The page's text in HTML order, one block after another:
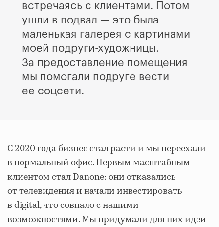
встречаясь с клиентами. Потом
ушли в подвал — это была
маленькая галерея с картинами
моей подруги-художницы.
За предоставление помещения
мы помогали подруге вести
ее соцсети.
С 2020 года бизнес стал расти и мы переехали
в нормальный офис. Первым масштабным
клиентом стал Danone: они отказались
от телевидения и начали инвестировать
в digital, что совпало с нашими
возможностями. Мы придумали для них идеи